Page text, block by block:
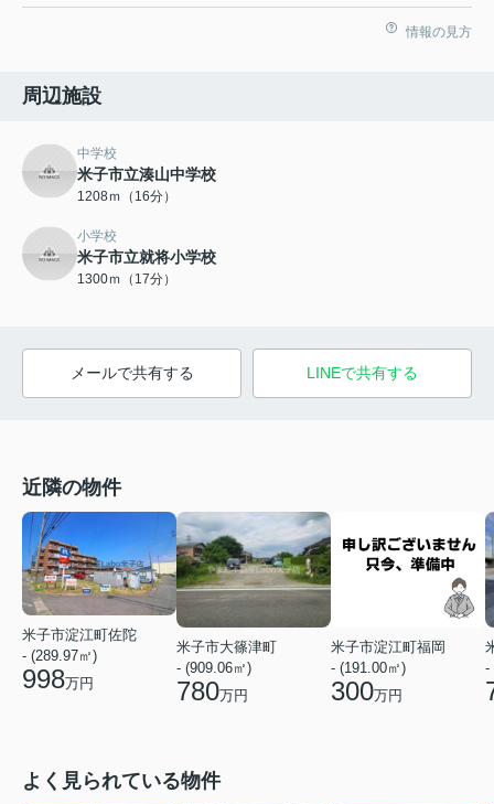
情報の見方
周辺施設
中学校
米子市立湊山中学校
1208ｍ（16分）
小学校
米子市立就将小学校
1300ｍ（17分）
メールで共有する LINEで共有する
近隣の物件
米子市淀江町佐陀
- (289.97㎡)
998万円
米子市大篠津町
- (909.06㎡)
780万円
米子市淀江町福岡
- (191.00㎡)
300万円
-
よく見られている物件